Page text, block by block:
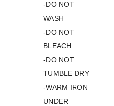
-DO NOT
WASH
-DO NOT
BLEACH
-DO NOT
TUMBLE DRY
-WARM IRON
UNDER